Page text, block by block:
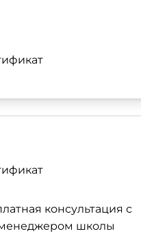
консультация с
школы